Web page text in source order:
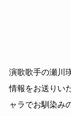
演歌歌手の瀬川
情報をお送りい
ャラでお馴染み